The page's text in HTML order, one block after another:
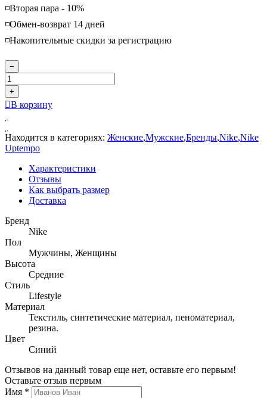
◽️Вторая пара - 10%
◽️Обмен-возврат 14 дней
◽️Накопительные скидки за регистрацию
−
+
В корзину
Находится в категориях: Женские,Мужские,Бренды,Nike,Nike
Uptempo
Характеристики
Отзывы
Как выбрать размер
Доставка
Бренд
Nike
Пол
Мужчины, Женщины
Высота
Средние
Стиль
Lifestyle
Материал
Текстиль, синтетические материал, пеноматериал,
резина.
Цвет
Синий
Отзывов на данный товар еще нет, оставьте его первым!
Оставьте отзыв первым
Имя *